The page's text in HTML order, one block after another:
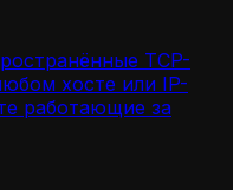
TCP-
хосте или IP-
работающие за